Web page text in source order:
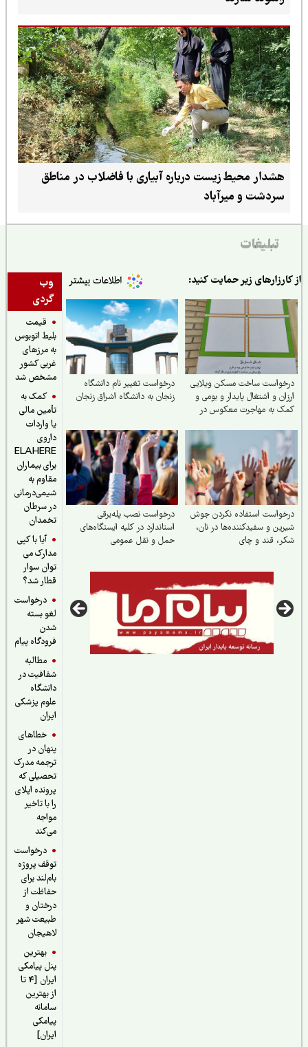
هشدار محیط زیست درباره آبیاری با فاضلاب در مناطق
سردشت و میرآباد
تبلیغات
وب
گردی
قیمت
بلیط اتوبوس
به مرزهای
غربی کشور
مشخص شد
کمک به
تأمین مالی
یا واردات
داروی
ELAHERE
برای بیماران
مقاوم به
شیمی‌درمانی
در سرطان
تخمدان
آیا با کپی
مدارک می
توان سوار
قطار شد؟
درخواست
لغو بسته
فرودگاه پیام
مطالبه
شفافیت در
دانشگاه
علوم پزشکی
خطاهای
پنهان در
ترجمه مدرک
تحصیلی که
پرونده اپلای
را با تاخیر
درخواست
توقف پروژه
بام‌لند برای
حفاظت از
درختان و
طبیعت شهر
لاهیجان
بهترین
پنل پیامکی
ایران [4 تا
از بهترین
سامانه
پیامکی
زیر حمایت کنید:
ساخت مسکن ویلایی
و اشتغال پایدار و بومی و
به مهاجرت معکوس در
درخواست تغییر نام دانشگاه
زنجان به دانشگاه اشراق زنجان
استفاده نکردن جوش
و سفیدکننده‌ها در نان،
قند و چای
درخواست نصب پله‌برقی
استاندارد در کلیه ایستگاه‌های
حمل‌ و نقل عمومی